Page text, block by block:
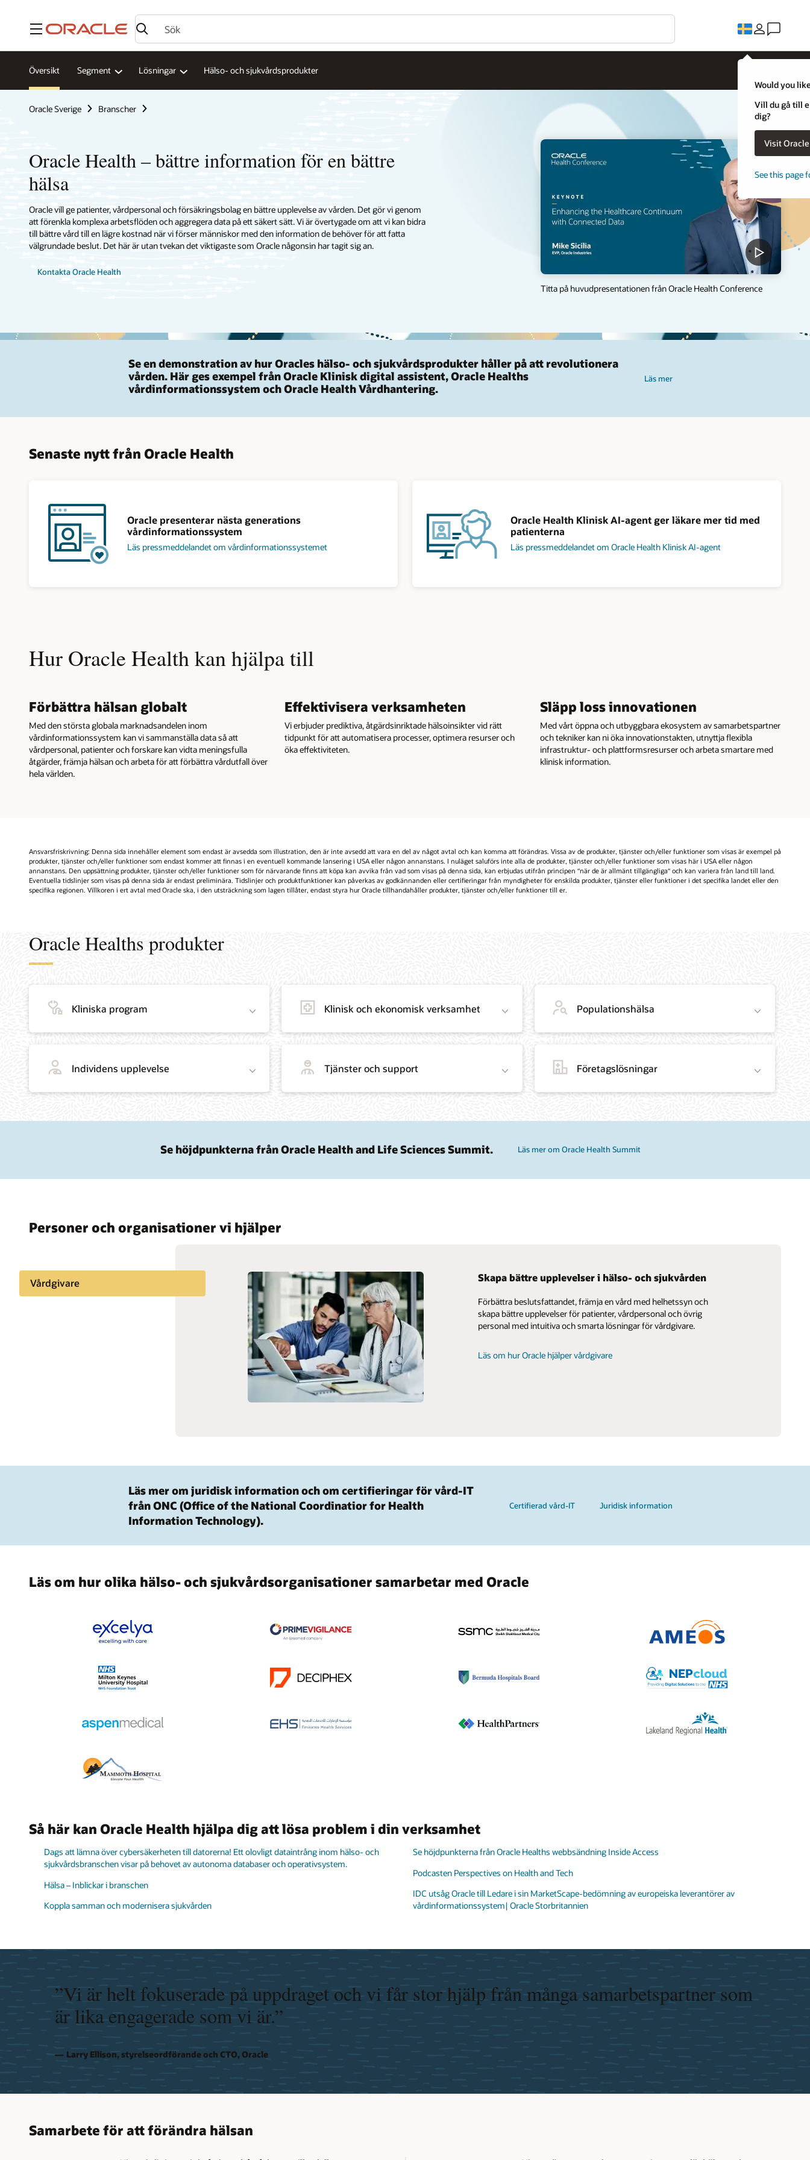
Meny
Would you
Vill du gå till
dig?
Visit
See this page
Översikt Segment Lösningar Hälso- och sjukvårdsprodukter
Oracle Sverige Branscher
Oracle Health – bättre information för en bättre
hälsa
Oracle vill ge patienter, vårdpersonal och försäkringsbolag en bättre upplevelse av vården. Det gör vi genom
att förenkla komplexa arbetsflöden och aggregera data på ett säkert sätt. Vi är övertygade om att vi kan bidra
till bättre vård till en lägre kostnad när vi förser människor med den information de behöver för att fatta
välgrundade beslut. Det här är utan tvekan det viktigaste som Oracle någonsin har tagit sig an.
Kontakta Oracle Health
Titta på huvudpresentationen från Oracle Health Conference
Se en demonstration av hur Oracles hälso- och sjukvårdsprodukter håller på att revolutionera
vården. Här ges exempel från Oracle Klinisk digital assistent, Oracle Healths
vårdinformationssystem och Oracle Health Vårdhantering.
Läs mer
Senaste nytt från Oracle Health
Oracle presenterar nästa generations
vårdinformationssystem
Läs pressmeddelandet om vårdinformationssystemet
Oracle Health Klinisk AI-agent ger läkare mer tid med
patienterna
Läs pressmeddelandet om Oracle Health Klinisk AI-agent
Hur Oracle Health kan hjälpa till
Förbättra hälsan globalt
Med den största globala marknadsandelen inom
vårdinformationssystem kan vi sammanställa data så att
vårdpersonal, patienter och forskare kan vidta meningsfulla
åtgärder, främja hälsan och arbeta för att förbättra vårdutfall över
hela världen.
Effektivisera verksamheten
Vi erbjuder prediktiva, åtgärdsinriktade hälsoinsikter vid rätt
tidpunkt för att automatisera processer, optimera resurser och
öka effektiviteten.
Släpp loss innovationen
Med vårt öppna och utbyggbara ekosystem av samarbetspartner
och tekniker kan ni öka innovationstakten, utnyttja flexibla
infrastruktur- och plattformsresurser och arbeta smartare med
klinisk information.
Ansvarsfriskrivning: Denna sida innehåller element som endast är avsedda som illustration, den är inte avsedd att vara en del av något avtal och kan komma att förändras. Vissa av de produkter, tjänster och/eller funktioner som visas är exempel på
produkter, tjänster och/eller funktioner som endast kommer att finnas i en eventuell kommande lansering i USA eller någon annanstans. I nuläget saluförs inte alla de produkter, tjänster och/eller funktioner som visas här i USA eller någon
annanstans. Den uppsättning produkter, tjänster och/eller funktioner som för närvarande finns att köpa kan avvika från vad som visas på denna sida, kan erbjudas utifrån principen “när de är allmänt tillgängliga“ och kan variera från land till land.
Eventuella tidslinjer som visas på denna sida är endast preliminära. Tidslinjer och produktfunktioner kan påverkas av godkännanden eller certifieringar från myndigheter för enskilda produkter, tjänster eller funktioner i det specifika landet eller den
specifika regionen. Villkoren i ert avtal med Oracle ska, i den utsträckning som lagen tillåter, endast styra hur Oracle tillhandahåller produkter, tjänster och/eller funktioner till er.
Oracle Healths produkter
Kliniska program Klinisk och ekonomisk verksamhet Populationshälsa
Individens upplevelse Tjänster och support Företagslösningar
Se höjdpunkterna från Oracle Health and Life Sciences Summit. Läs mer om Oracle Health Summit
Personer och organisationer vi hjälper
Vårdgivare Skapa bättre upplevelser i hälso- och sjukvården
Förbättra beslutsfattandet, främja en vård med helhetssyn och
skapa bättre upplevelser för patienter, vårdpersonal och övrig
personal med intuitiva och smarta lösningar för vårdgivare.
Läs om hur Oracle hjälper vårdgivare
Läs mer om juridisk information och om certifieringar för vård-IT
från ONC (Office of the National Coordinatior for Health
Information Technology).
Certifierad vård-IT Juridisk information
Läs om hur olika hälso- och sjukvårdsorganisationer samarbetar med Oracle
Så här kan Oracle Health hjälpa dig att lösa problem i din verksamhet
Dags att lämna över cybersäkerheten till datorerna! Ett olovligt dataintrång inom hälso- och
sjukvårdsbranschen visar på behovet av autonoma databaser och operativsystem.
Hälsa – Inblickar i branschen
Koppla samman och modernisera sjukvården
Se höjdpunkterna från Oracle Healths webbsändning Inside Access
Podcasten Perspectives on Health and Tech
IDC utsåg Oracle till Ledare i sin MarketScape-bedömning av europeiska leverantörer av
vårdinformationssystem| Oracle Storbritannien
”Vi är helt fokuserade på uppdraget och vi får stor hjälp från många samarbetspartner som
är lika engagerade som vi är.”
Larry Ellison, styrelseordförande och CTO, Oracle
Samarbete för att förändra hälsan